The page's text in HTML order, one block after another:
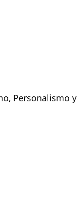
Personalismo y